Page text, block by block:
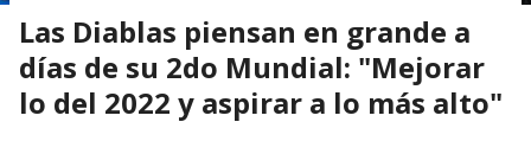
Las Diablas piensan en grande a
días de su 2do Mundial: "Mejorar
lo del 2022 y aspirar a lo más alto"